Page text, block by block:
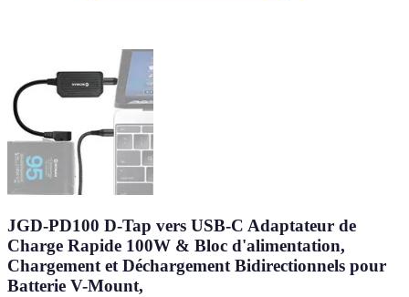
JGD-PD100 D-Tap vers USB-C Adaptateur de
Charge Rapide 100W & Bloc d'alimentation,
Chargement et Déchargement Bidirectionnels pour
Batterie V-Mount,